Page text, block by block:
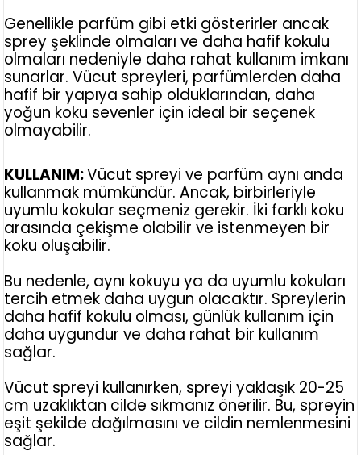
Genellikle parfüm gibi etki gösterirler ancak
sprey şeklinde olmaları ve daha hafif kokulu
olmaları nedeniyle daha rahat kullanım imkanı
sunarlar. Vücut spreyleri, parfümlerden daha
hafif bir yapıya sahip olduklarından, daha
yoğun koku sevenler için ideal bir seçenek
olmayabilir.
KULLANIM:Vücut spreyi ve parfüm aynı anda
kullanmak mümkündür. Ancak, birbirleriyle
uyumlu kokular seçmeniz gerekir. İki farklı koku
arasında çekişme olabilir ve istenmeyen bir
koku oluşabilir.
Bu nedenle, aynı kokuyu ya da uyumlu kokuları
tercih etmek daha uygun olacaktır. Spreylerin
daha hafif kokulu olması, günlük kullanım için
daha uygundur ve daha rahat bir kullanım
sağlar.
Vücut spreyi kullanırken, spreyi yaklaşık 20-25
cm uzaklıktan cilde sıkmanız önerilir. Bu, spreyin
eşit şekilde dağılmasını ve cildin nemlenmesini
sağlar.